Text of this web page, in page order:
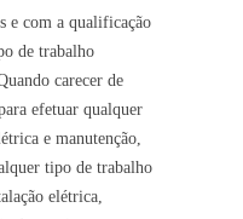
e com a qualificação
de trabalho
carecer de
efetuar qualquer
e manutenção,
tipo de trabalho
elétrica,